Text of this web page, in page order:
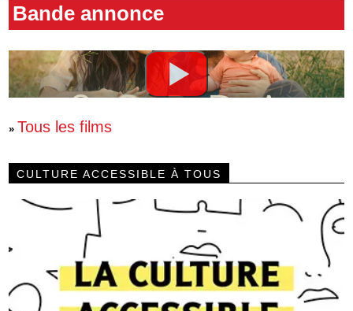
Bande annonce
» Tous les films
CULTURE ACCESSIBLE À TOUS